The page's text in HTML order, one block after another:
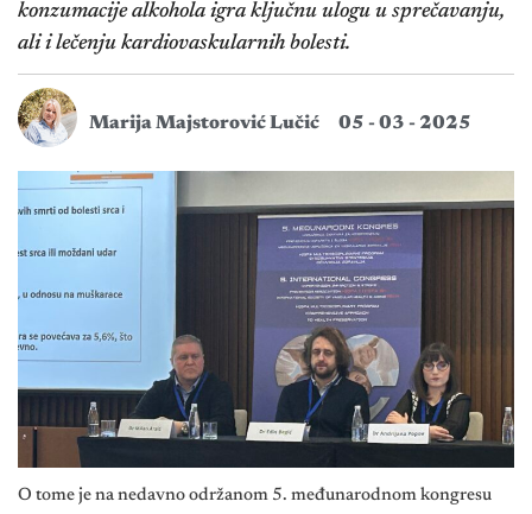
konzumacije alkohola igra ključnu ulogu u sprečavanju,
ali i lečenju kardiovaskularnih bolesti.
Marija Majstorović Lučić 05 - 03 - 2025
O tome je na nedavno održanom 5. međunarodnom kongresu